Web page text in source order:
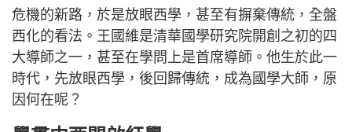
危機的新路，於是放眼西學，甚至有摒棄傳統，全盤
西化的看法。王國維是清華國學研究院開創之初的四
大導師之一，甚至在學問上是首席導師。他生於此一
時代，先放眼西學，後回歸傳統，成為國學大師，原
因何在呢？